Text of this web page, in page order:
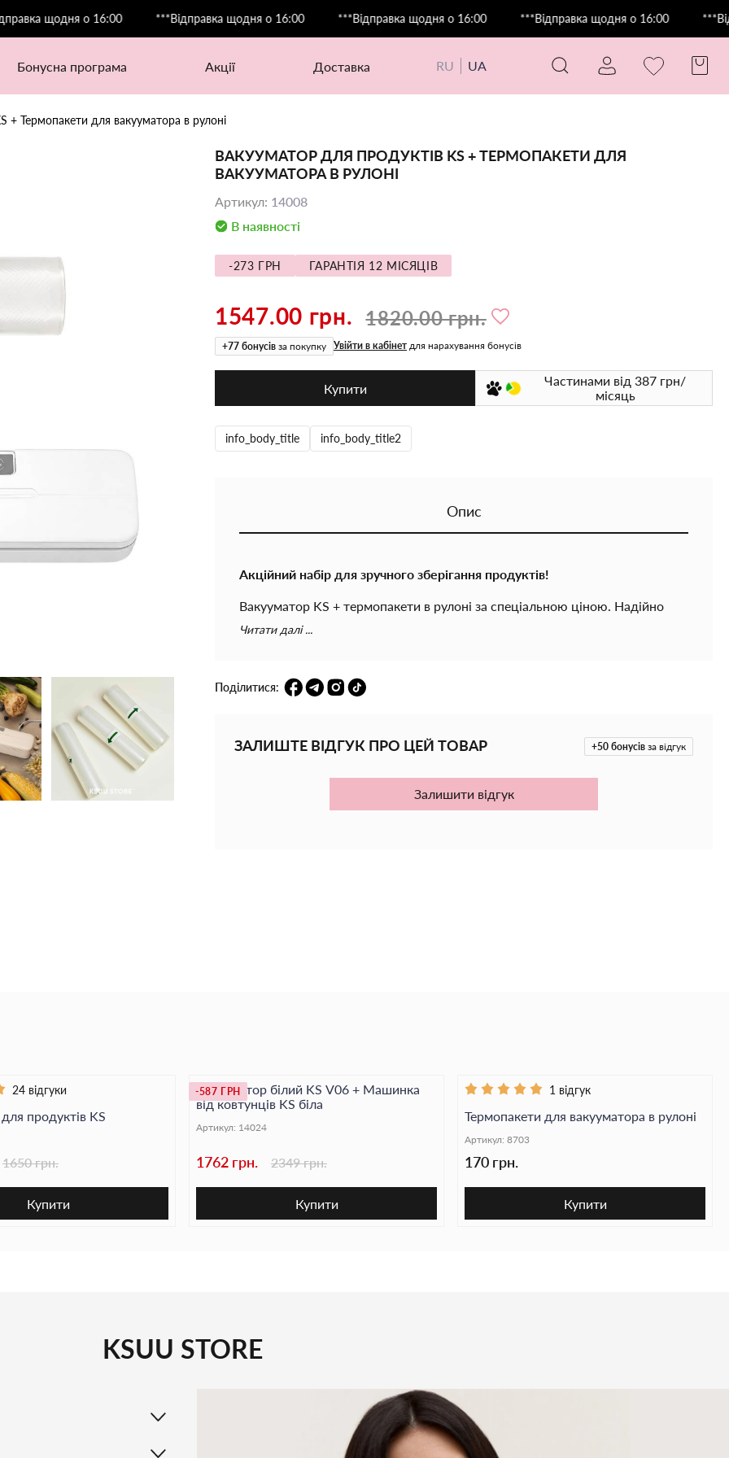
щодня о 16:00 ***Відправка щодня о 16:00 ***Відправка щодня о 16:00 ***Відправка щодня о 16:00
бонусна програма акції доставка RU UA
+ Термопакети для вакууматора в рулоні
ВАКУУМАТОР ДЛЯ ПРОДУКТІВ KS + ТЕРМОПАКЕТИ ДЛЯ
ВАКУУМАТОРА В РУЛОНІ
Артикул: 14008
В наявності
-273 ГРН ГАРАНТІЯ 12 МІСЯЦІВ
1547.00 грн. 1820.00 грн.
+77 бонусів за покупку Увійти в кабінет для нарахування бонусів
Купити Частинами від 387 грн/
місяць
info_body_title info_body_title2
Опис
Акційний набір для зручного зберігання продуктів!
Вакууматор KS + термопакети в рулоні за спеціальною ціною. Надійно
зберігайте свіжість продуктів, захищайте їх від сторонніх запахів та
економте місце в холодильнику й морозильній камері.
Читати далі ...
Поділитися:
+50 бонусів за відгук
ЗАЛИШТЕ ВІДГУК ПРО ЦЕЙ ТОВАР
Залишити відгук
24 відгуки
продуктів KS
1650 грн.
Купити
-587 ГРН
Вакууматор білий KS V06 + Машинка
від ковтунців KS біла
Артикул: 14024
1762 грн. 2349 грн.
Купити
1 відгук
Термопакети для вакууматора в рулоні
Артикул: 8703
170 грн.
Купити
KSUU STORE